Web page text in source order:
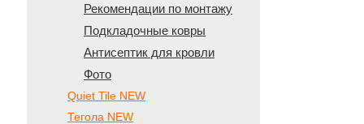
Рекомендации по монтажу
Подкладочные ковры
Антисептик для кровли
Фото
Quiet Tile NEW
Тегола NEW